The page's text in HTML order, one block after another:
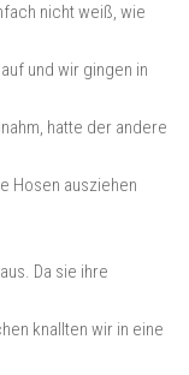
nicht weiß, wie
und wir gingen in
hatte der andere
Hosen ausziehen
Da sie ihre
knallten wir in eine